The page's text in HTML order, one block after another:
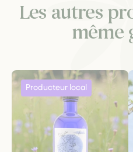
Les autres
même